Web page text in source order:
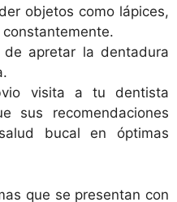
objetos como lápices,
constantemente.
de apretar la dentadura
visita a tu dentista
sus recomendaciones
bucal en óptimas
que se presentan con